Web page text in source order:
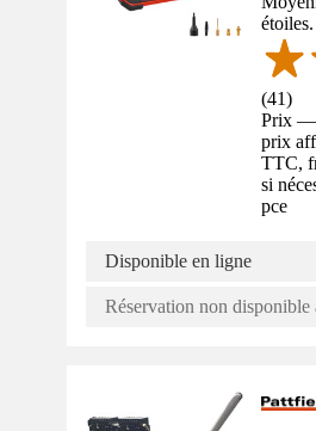
(41)
Prix —
prix
TTC,
si
pce
Disponible en ligne
Réservation non disponible